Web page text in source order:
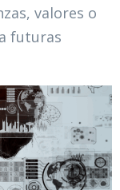
valores o
futuras